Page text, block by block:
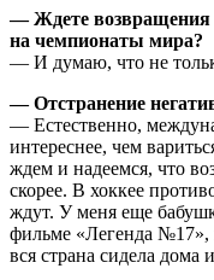
— Ждете возвращения
на чемпионаты мира?
— И думаю, что не
— Отстранение
— Естественно,
интереснее, чем
ждем и надеемся, что
скорее. В хоккее
ждут. У меня еще
фильме «Легенда №17»,
вся страна сидела дома